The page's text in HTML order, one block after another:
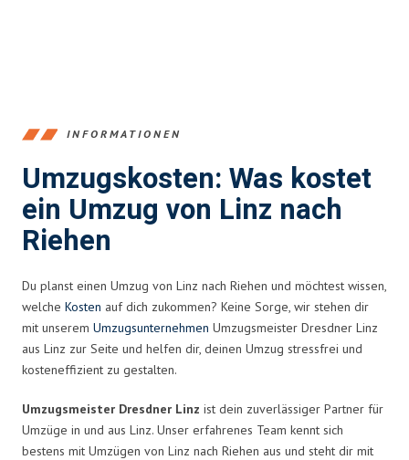
INFORMATIONEN
Umzugskosten: Was kostet
ein Umzug von Linz nach
Riehen
Du planst einen Umzug von Linz nach Riehen und möchtest wissen,
welche Kosten auf dich zukommen? Keine Sorge, wir stehen dir
mit unserem Umzugsunternehmen Umzugsmeister Dresdner Linz
aus Linz zur Seite und helfen dir, deinen Umzug stressfrei und
kosteneffizient zu gestalten.
Umzugsmeister Dresdner Linz ist dein zuverlässiger Partner für
Umzüge in und aus Linz. Unser erfahrenes Team kennt sich
bestens mit Umzügen von Linz nach Riehen aus und steht dir mit